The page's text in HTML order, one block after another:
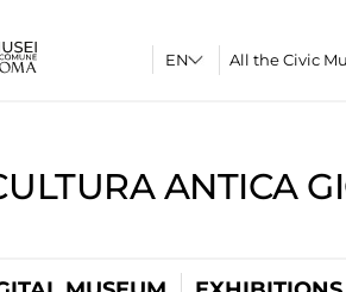
All the Civic
ANTICA